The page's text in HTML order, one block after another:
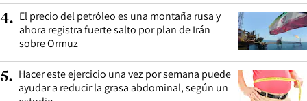
4. El precio del petróleo es una montaña rusa y
ahora registra fuerte salto por plan de Irán
sobre Ormuz
5. Hacer este ejercicio una vez por semana puede
ayudar a reducir la grasa abdominal, según un